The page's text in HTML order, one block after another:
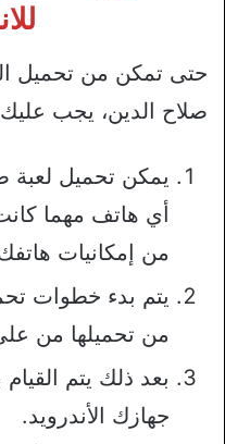
حتى تمكن من تحميل
صلاح الدين، يجب عليك
يمكن تحميل لعبة
أي هاتف مهما
من إمكانيات
يتم بدء خطوات
من تحميلها من
بعد ذلك يتم
جهازك الأندرويد.